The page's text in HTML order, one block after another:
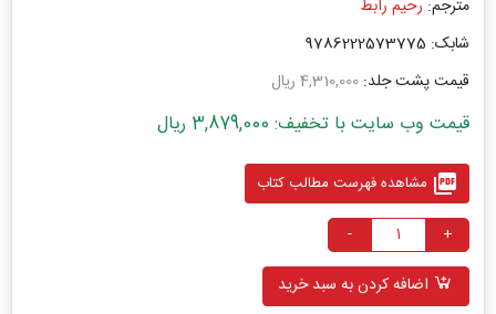
مترجم: رحیم رابط
شابک: 9786222573775
قیمت پشت جلد: 4,310,000 ریال
قیمت وب سایت با تخفیف: 3,879,000 ریال
picture_as_pdf مشاهده فهرست مطالب کتاب
+
-
اضافه کردن به سبد خرید